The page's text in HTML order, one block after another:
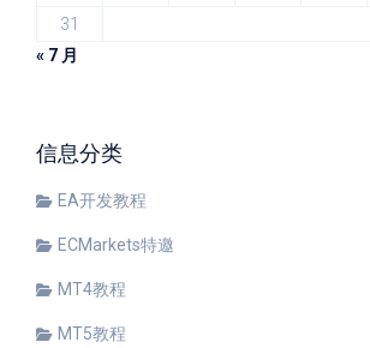
31
« 7 月
信息分类
EA开发教程
ECMarkets特邀
MT4教程
MT5教程